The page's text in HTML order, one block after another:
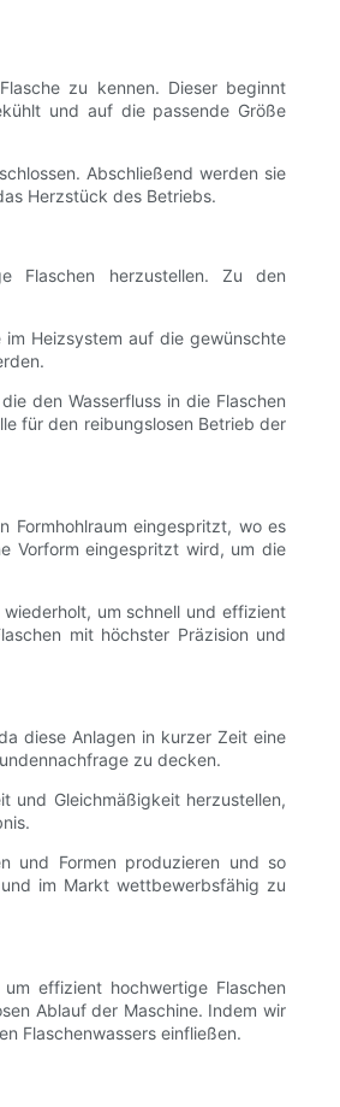
zu kennen. Dieser beginnt
und auf die passende Größe
Abschließend werden sie
Herzstück des Betriebs.
Flaschen herzustellen. Zu den
im Heizsystem auf die gewünschte
den Wasserfluss in die Flaschen
für den reibungslosen Betrieb der
Formhohlraum eingespritzt, wo es
Vorform eingespritzt wird, um die
um schnell und effizient
mit höchster Präzision und
diese Anlagen in kurzer Zeit eine
zu decken.
und Gleichmäßigkeit herzustellen,
und Formen produzieren und so
im Markt wettbewerbsfähig zu
effizient hochwertige Flaschen
Ablauf der Maschine. Indem wir
Flaschenwassers einfließen.